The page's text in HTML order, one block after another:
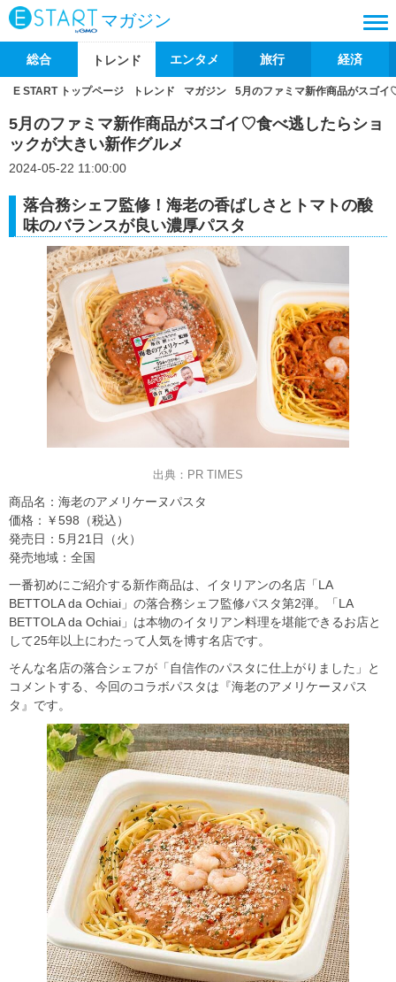
マガジン
総合 トレンド エンタメ 旅行 経済
E START トップページ トレンド マガジン 5月のファミマ新作商品がスゴ
5月のファミマ新作商品がスゴイ♡食べ逃したらショ
ックが大きい新作グルメ
2024-05-22 11:00:00
落合務シェフ監修！海老の香ばしさとトマトの酸
味のバランスが良い濃厚パスタ
出典：PR TIMES
商品名：海老のアメリケーヌパスタ
価格：￥598（税込）
発売日：5月21日（火）
発売地域：全国
一番初めにご紹介する新作商品は、イタリアンの名店「LA
BETTOLA da Ochiai」の落合務シェフ監修パスタ第2弾。「LA
BETTOLA da Ochiai」は本物のイタリアン料理を堪能できるお店と
して25年以上にわたって人気を博す名店です。
そんな名店の落合シェフが「自信作のパスタに仕上がりました」と
コメントする、今回のコラボパスタは『海老のアメリケーヌパス
タ』です。